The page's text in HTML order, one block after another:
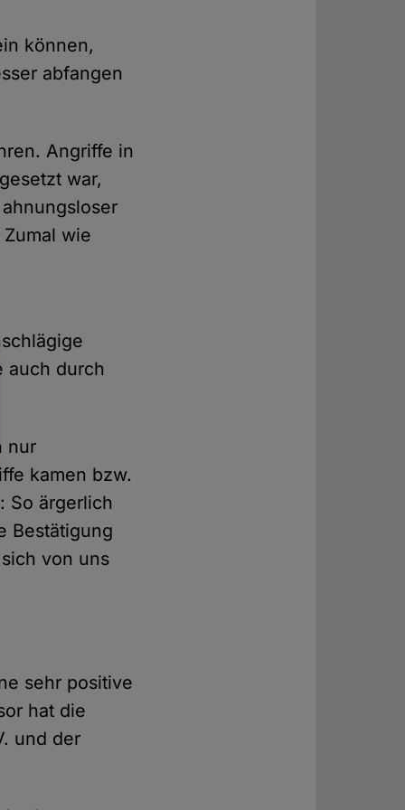
können,
abfangen
Angriffe in
war,
wie
auch durch
nur
kamen bzw.
So ärgerlich
Bestätigung
von uns
sehr positive
hat die
und der